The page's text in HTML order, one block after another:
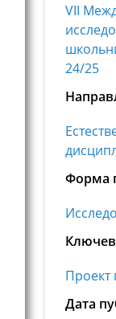
VII
24/25
Форма
Проект
Дата